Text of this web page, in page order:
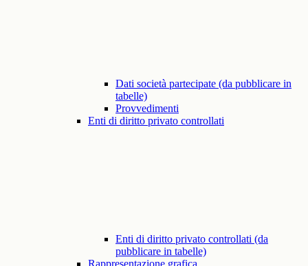
Dati società partecipate (da pubblicare in
tabelle)
Provvedimenti
Enti di diritto privato controllati
Enti di diritto privato controllati (da
pubblicare in tabelle)